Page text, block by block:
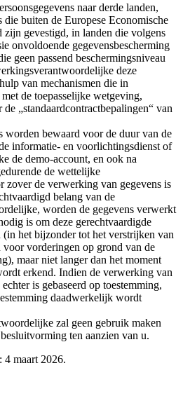
naar derde landen,
die buiten de Europese Economische
gevestigd, in landen die volgens
onvoldoende gegevensbescherming
geen passend beschermingsniveau
deze
van mechanismen die in
de toepasselijke wetgeving,
„standaardcontractbepalingen“ van
worden bewaard voor de duur van de
informatie- en voorlichtingsdienst of
de demo-account, en ook na
de wettelijke
zover de verwerking van gegevens is
belang van de
worden de gegevens verwerkt
is om deze gerechtvaardigde
(in het bijzonder tot het verstrijken van
vorderingen op grond van de
maar niet langer dan het moment
erkend. Indien de verwerking van
is gebaseerd op toestemming,
daadwerkelijk wordt
zal geen gebruik maken
ten aanzien van u.
4 maart 2026.